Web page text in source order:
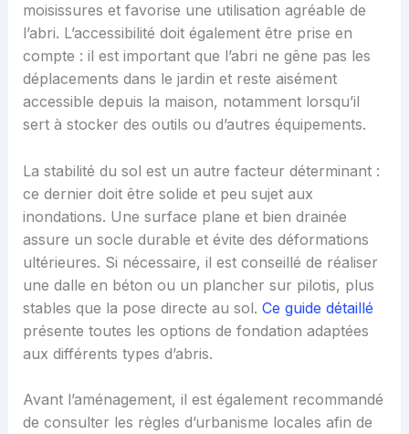
moisissures et favorise une utilisation agréable de
l’abri. L’accessibilité doit également être prise en
compte : il est important que l’abri ne gêne pas les
déplacements dans le jardin et reste aisément
accessible depuis la maison, notamment lorsqu’il
sert à stocker des outils ou d’autres équipements.
La stabilité du sol est un autre facteur déterminant :
ce dernier doit être solide et peu sujet aux
inondations. Une surface plane et bien drainée
assure un socle durable et évite des déformations
ultérieures. Si nécessaire, il est conseillé de réaliser
une dalle en béton ou un plancher sur pilotis, plus
stables que la pose directe au sol. Ce guide détaillé
présente toutes les options de fondation adaptées
aux différents types d’abris.
Avant l’aménagement, il est également recommandé
de consulter les règles d’urbanisme locales afin de